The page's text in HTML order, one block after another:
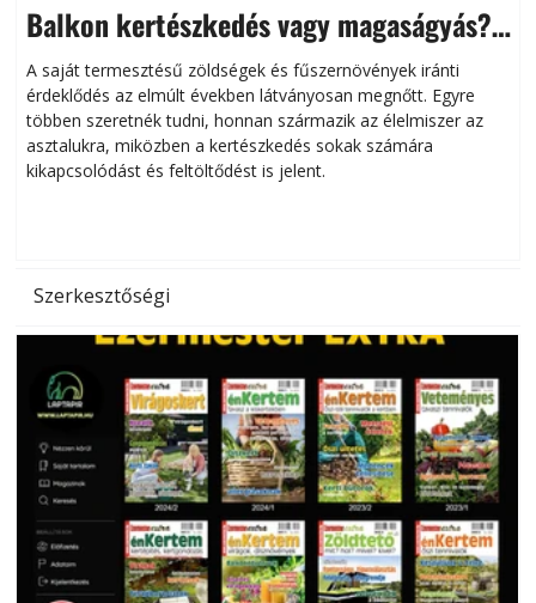
Balkon kertészkedés vagy magaságyás?
Helytakarékos kertészkedés
A saját termesztésű zöldségek és fűszernövények iránti
érdeklődés az elmúlt években látványosan megnőtt. Egyre
többen szeretnék tudni, honnan származik az élelmiszer az
asztalukra, miközben a kertészkedés sokak számára
kikapcsolódást és feltöltődést is jelent.
Szerkesztőségi